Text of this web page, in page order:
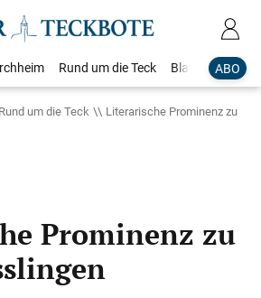
ABO
Rund um die Teck Blaulicht
Rund um die Teck
Literarische Prominenz zu
Prominenz zu